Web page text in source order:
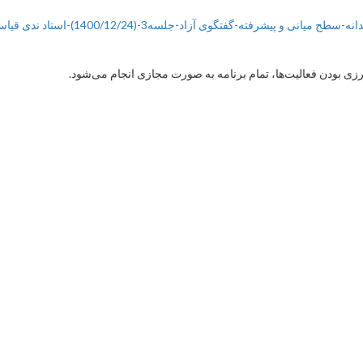
میانی و پیشرفته-گفتگوی آزاد-جلسه3-(1400/12/24)-استاد ندی قیاسی
فعالیت‌ها، تمام برنامه به صورت مجازی انجام می‌شود.